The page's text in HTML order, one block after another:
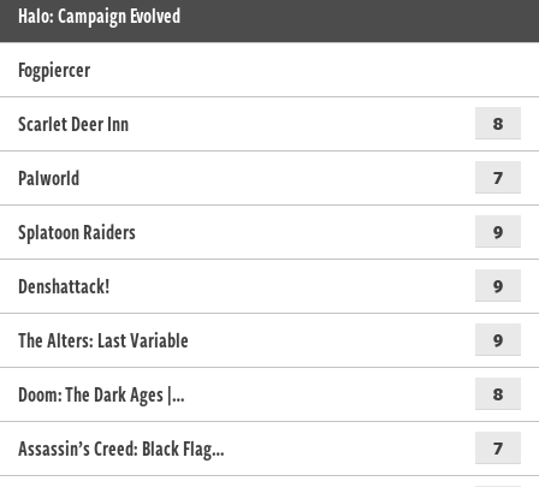
Halo: Campaign Evolved
Fogpiercer
Scarlet Deer Inn
8
Palworld 7
Splatoon Raiders 9
Denshattack! 9
The Alters: Last Variable 9
Doom: The Dark Ages |… 8
Assassin’s Creed: Black Flag… 7